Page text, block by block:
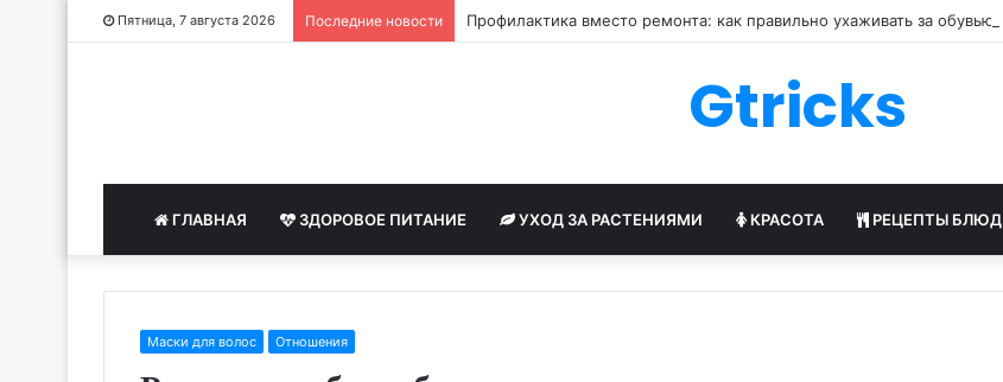
Пятница, 7 августа 2026 Последние новости Профилактика вместо ремонта: как правильно ухаживать за обувью
Gtricks
ГЛАВНАЯ ЗДОРОВОЕ ПИТАНИЕ УХОД ЗА РАСТЕНИЯМИ КРАСОТА РЕЦЕПТЫ БЛЮД
Маски для волос Отношения